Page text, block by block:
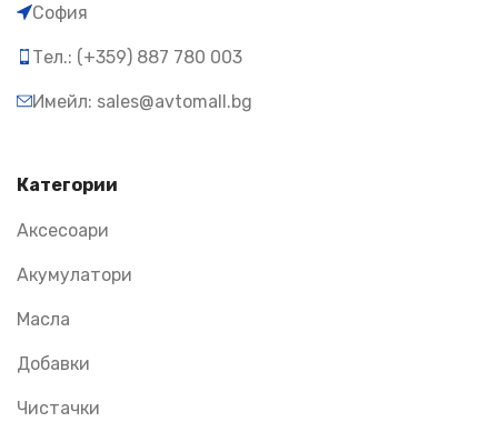
София
Тел.: (+359) 887 780 003
Имейл: sales@avtomall.bg
Категории
Аксесоари
Акумулатори
Масла
Добавки
Чистачки